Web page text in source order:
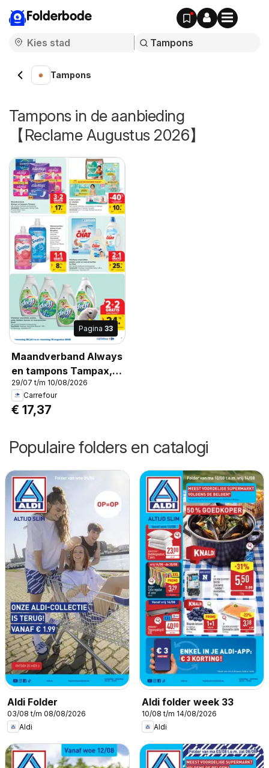
Folderbode
Tampons
Tampons in de aanbieding
【Reclame Augustus 2026】
Pagina 33
Maandverband Always
en tampons Tampax,
alle soorten (behalve
promopacks)
29/07 t/m 10/08/2026
Carrefour
€ 17,37
Populaire folders en catalogi
Aldi Folder
03/08 t/m 08/08/2026
Aldi
Aldi folder week 33
10/08 t/m 14/08/2026
Aldi